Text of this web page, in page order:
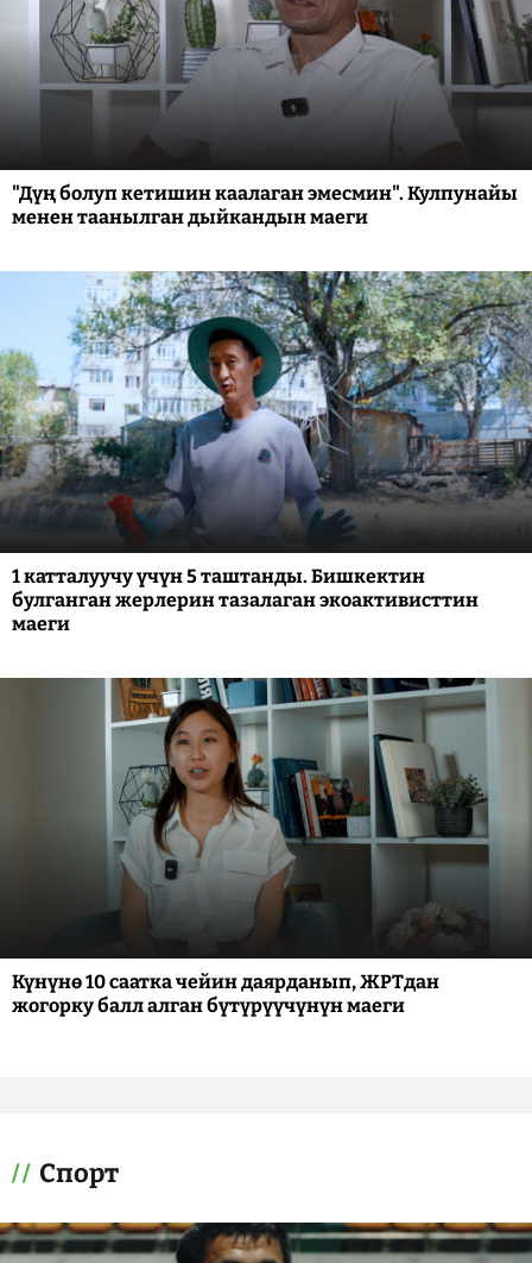
"Дүң болуп кетишин каалаган эмесмин". Кулпунайы
менен таанылган дыйкандын маеги
1 катталуучу үчүн 5 таштанды. Бишкектин
булганган жерлерин тазалаган экоактивисттин
маеги
Күнүнө 10 саатка чейин даярданып, ЖРТдан
жогорку балл алган бүтүрүүчүнүн маеги
Спорт